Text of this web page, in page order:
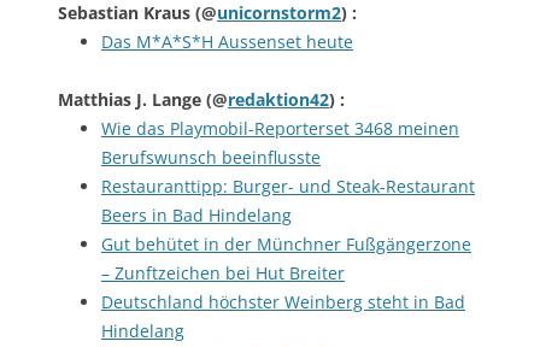
Sebastian Kraus (@unicornstorm2) :
Das M*A*S*H Aussenset heute
Matthias J. Lange (@redaktion42) :
Wie das Playmobil-Reporterset 3468 meinen
Berufswunsch beeinflusste
Restauranttipp: Burger- und Steak-Restaurant
Beers in Bad Hindelang
Gut behütet in der Münchner Fußgängerzone
– Zunftzeichen bei Hut Breiter
Deutschland höchster Weinberg steht in Bad
Hindelang